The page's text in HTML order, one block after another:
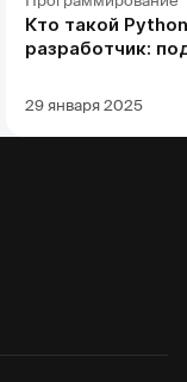
Кто такой
разработчик:
карьерных
29 января 2025